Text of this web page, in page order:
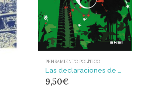
PENSAMIENTO POLÍTICO
9,50€